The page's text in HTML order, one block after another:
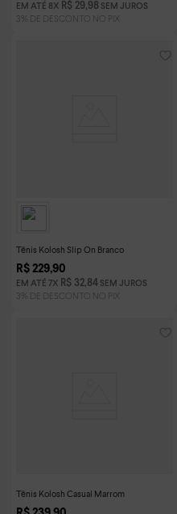
EM ATÉ 8 X R$ 29,98 SEM JUROS
Tênis Kolosh Slip On Branco
R$ 229,90
EM ATÉ 7X R$ 32,84 SEM JUROS
Tênis Kolosh Casual Marrom